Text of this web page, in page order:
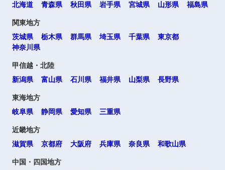
北海道
青森県 秋田県 岩手県 宮城県 山形県 福島県
関東地方
茨城県
栃木県 群馬県 埼玉県 千葉県
東京都
神奈川県
甲信越・北陸
新潟県
富山県 石川県 福井県 山梨県 長野県
東海地方
岐阜県
静岡県 愛知県 三重県
近畿地方
滋賀県
京都府 大阪府 兵庫県 奈良県 和歌山県
中国・四国地方